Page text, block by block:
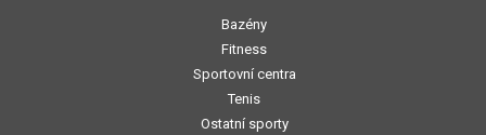
Bazény
Fitness
Sportovní centra
Tenis
Ostatní sporty